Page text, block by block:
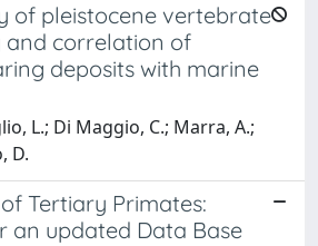
of pleistocene vertebrate
and correlation of
deposits with marine
L.; Di Maggio, C.; Marra, A.;
D.
Tertiary Primates:
an updated Data Base